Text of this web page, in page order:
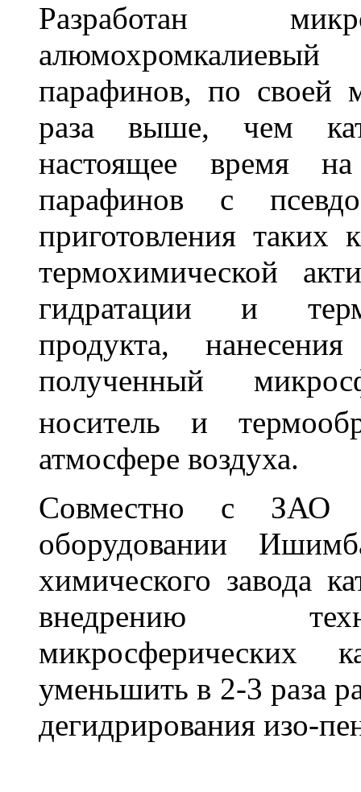
Разработан
алюмохромкалиевый
парафинов, по своей
раза выше, чем
настоящее время на
парафинов с
приготовления таких
термохимической
гидратации и
продукта,
полученный
носитель и
атмосфере воздуха.
Совместно с ЗАО
оборудовании
химического завода
внедрению
микросферических
уменьшить в 2-3 раза
дегидрирования изо-